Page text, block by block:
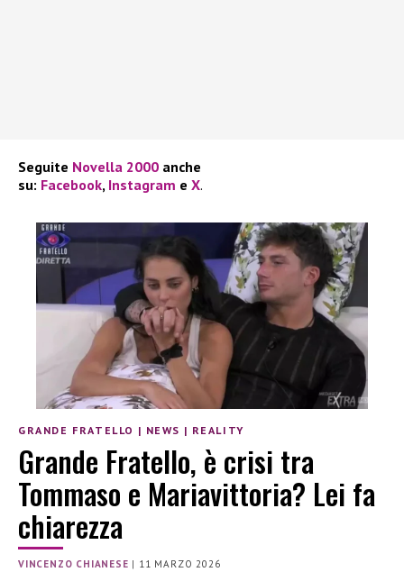
Seguite Novella 2000 anche
su: Facebook, Instagram e X.
GRANDE FRATELLO | NEWS | REALITY
Grande Fratello, è crisi tra
Tommaso e Mariavittoria? Lei fa
chiarezza
VINCENZO CHIANESE | 11 MARZO 2026